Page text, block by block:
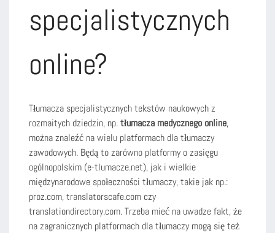
specjalistycznych
online?
Tłumacza specjalistycznych tekstów naukowych z
rozmaitych dziedzin, np.tłumacza medycznego online,
można znaleźć na wielu platformach dla tłumaczy
zawodowych. Będą to zarówno platformy o zasięgu
ogólnopolskim (e-tlumacze.net), jak i wielkie
międzynarodowe społeczności tłumaczy, takie jak np.:
proz.com, translatorscafe.com czy
translationdirectory.com. Trzeba mieć na uwadze fakt, że
na zagranicznych platformach dla tłumaczy mogą się też